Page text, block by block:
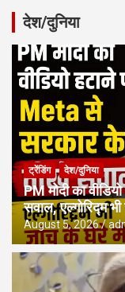
देश/दुनिया
ट्रेंडिंग देश/दुनिया
PM मोदी का
सवाल, एल्गोरिद्म
August 5, 2026